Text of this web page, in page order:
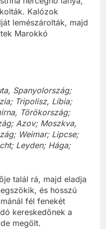
Kalózok
lemészárolták, majd
Marokkó
Spanyolország;
Tripolisz, Líbia;
Törökország;
Azov; Moszkva,
Weimar; Lipcse;
Leyden; Hága;
talál rá, majd eladja
és hosszú
fél fenekét
kereskedőnek a
megölt.